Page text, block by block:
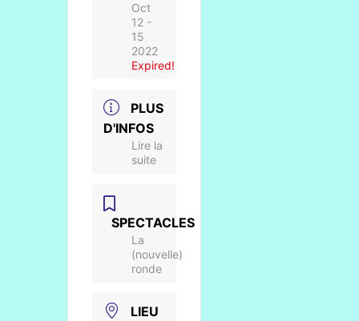
Oct
12 -
15
2022
Expired!
PLUS
D'INFOS
Lire la
suite
SPECTACLES
La
(nouvelle)
ronde
LIEU